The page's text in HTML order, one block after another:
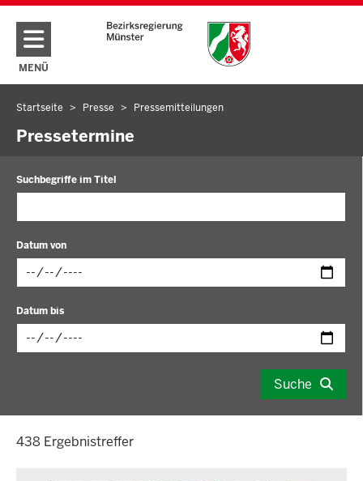
Direkt zum Inhalt
MENÜ
NAVIGATION AKTIVIEREN/DEAKTIVIEREN: HAUPTMENÜ
Sie
befinden
Startseite Presse Pressemitteilungen
Pressetermine
Suchbegriffe im Titel
Datum von
im
folgenden
Datum bis
eingeben:
Suche
438 Ergebnistreffer